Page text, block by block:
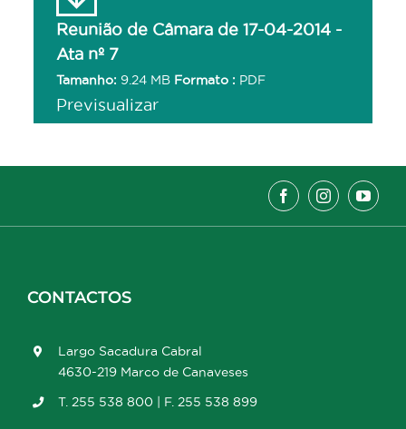
Reunião de Câmara de 17-04-2014 -
Ata nº 7
Tamanho: 9.24 MB Formato : PDF
Previsualizar
CONTACTOS
Largo Sacadura Cabral
4630-219 Marco de Canaveses
T. 255 538 800 | F. 255 538 899